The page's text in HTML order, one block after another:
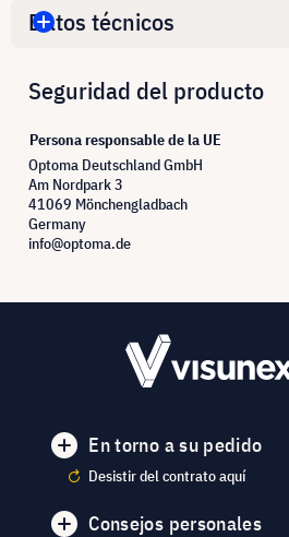
Datos técnicos
Seguridad del producto
Persona responsable de la UE
Optoma Deutschland GmbH
Am Nordpark 3
41069 Mönchengladbach
Germany
info@optoma.de
En torno a su pedido
Desistir del contrato aquí
Consejos personales